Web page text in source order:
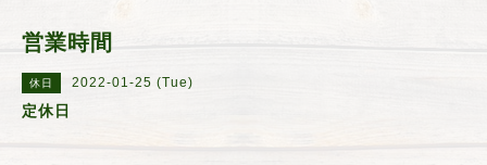
営業時間
休日 2022-01-25 (Tue)
定休日